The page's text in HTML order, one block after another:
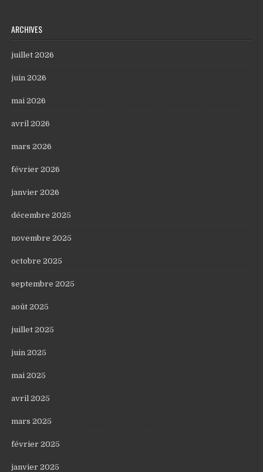
ARCHIVES
juillet 2026
juin 2026
mai 2026
avril 2026
mars 2026
février 2026
janvier 2026
décembre 2025
novembre 2025
octobre 2025
septembre 2025
août 2025
juillet 2025
juin 2025
mai 2025
avril 2025
mars 2025
février 2025
janvier 2025